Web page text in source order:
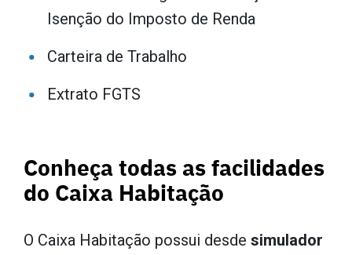
Isenção do Imposto de Renda
Carteira de Trabalho
Extrato FGTS
Conheça todas as facilidades
do Caixa Habitação
O Caixa Habitação possui desde simulador